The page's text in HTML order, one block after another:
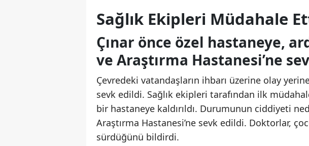
Sağlık Ekipleri Müdahale
Çınar önce özel hastaneye,
ve Araştırma Hastanesi’ne
Çevredeki vatandaşların ihbarı üzerine olay
sevk edildi. Sağlık ekipleri tarafından ilk
bir hastaneye kaldırıldı. Durumunun ciddiyeti
Araştırma Hastanesi’ne sevk edildi. Doktorlar,
sürdüğünü bildirdi.